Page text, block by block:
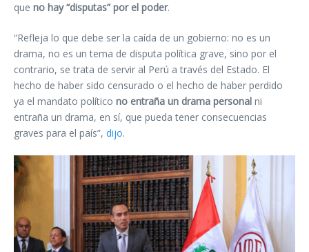
que no hay “disputas” por el poder.
“Refleja lo que debe ser la caída de un gobierno: no es un
drama, no es un tema de disputa política grave, sino por el
contrario, se trata de servir al Perú a través del Estado. El
hecho de haber sido censurado o el hecho de haber perdido
ya el mandato político no entraña un drama personal ni
entraña un drama, en sí, que pueda tener consecuencias
graves para el país”, dijo.